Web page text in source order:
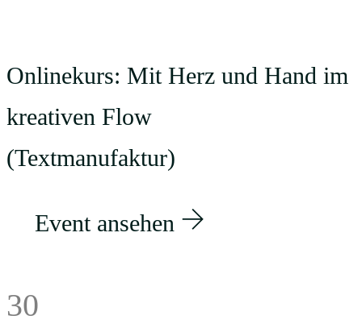
Onlinekurs: Mit Herz und Hand im
kreativen Flow
(Textmanufaktur)
Event ansehen
30